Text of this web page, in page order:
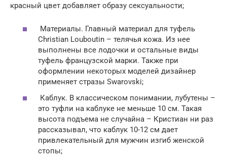
красный цвет добавляет образу сексуальности;
Материалы. Главный материал для туфель
Christian Louboutin – телячья кожа. Из нее
выполнены все лодочки и остальные виды
туфель французской марки. Также при
оформлении некоторых моделей дизайнер
применяет стразы Swarovski;
Каблук. В классическом понимании, лубутены –
это туфли на каблуке не меньше 10 см. Такая
высота подъема не случайна – Кристиан ни раз
рассказывал, что каблук 10-12 см дает
привлекательный для мужчин изгиб женской
стопы;